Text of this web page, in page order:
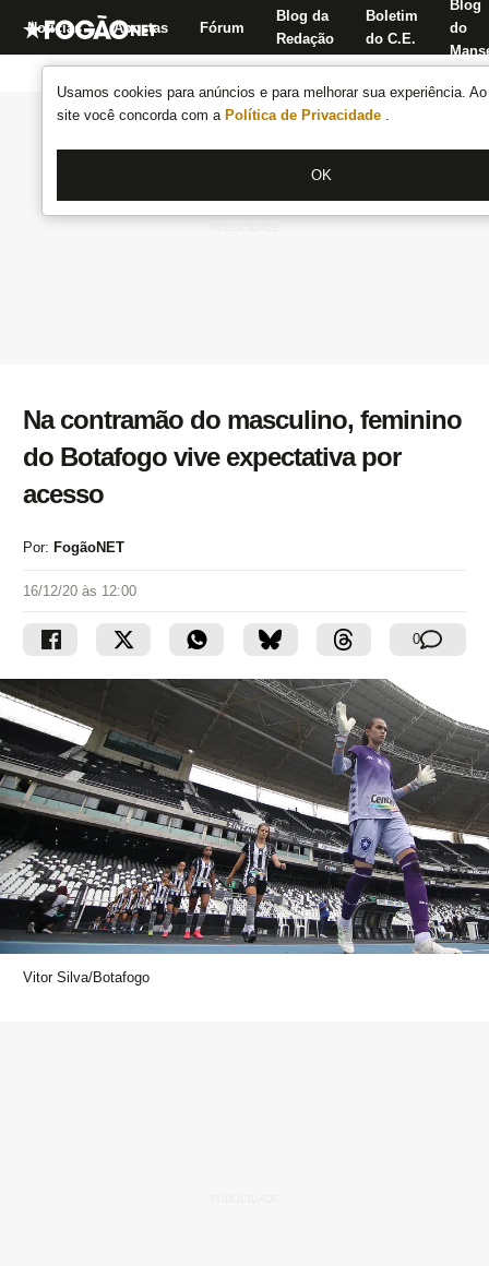
Usamos cookies para anúncios e para melhorar sua experiência.
site você concorda com a Política de Privacidade .
OK
Notícias Apostas Fórum
Blog da
Redação
Boletim
do C.E.
Blog
do
Na contramão do masculino, feminino
do Botafogo vive expectativa por
acesso
Por: FogãoNET
16/12/20 às 12:00
0
Vitor Silva/Botafogo